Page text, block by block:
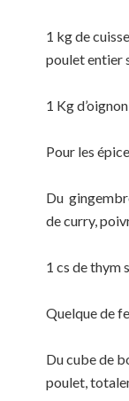
1 kg de
poulet entier
1 Kg
Pour les
Du
de curry,
1 cs de thym
Quelque de
Du cube de
poulet,